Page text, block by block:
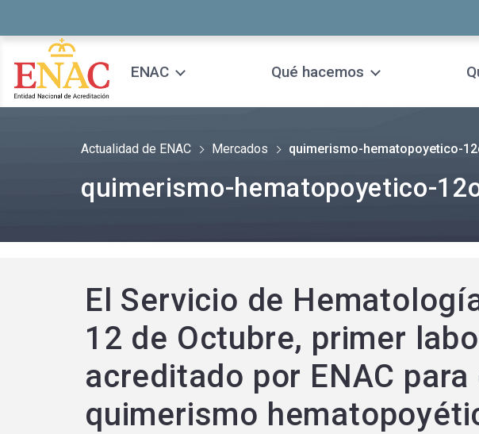
ENAC Qué hacemos
Actualidad de ENAC Mercados quimerismo-hematopoyetico-
quimerismo-hematopoyetico-
El Servicio de
12 de Octubre, primer
acreditado por ENAC
quimerismo